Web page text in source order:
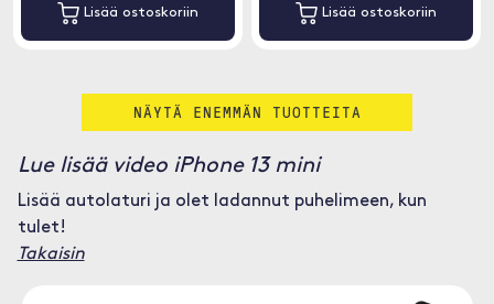
Lisää ostoskoriin Lisää ostoskoriin
NÄYTÄ ENEMMÄN TUOTTEITA
Lue lisää video iPhone 13 mini
Lisää autolaturi ja olet ladannut puhelimeen, kun
tulet!
Takaisin